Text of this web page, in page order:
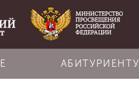
АБИТУРИЕНТУ